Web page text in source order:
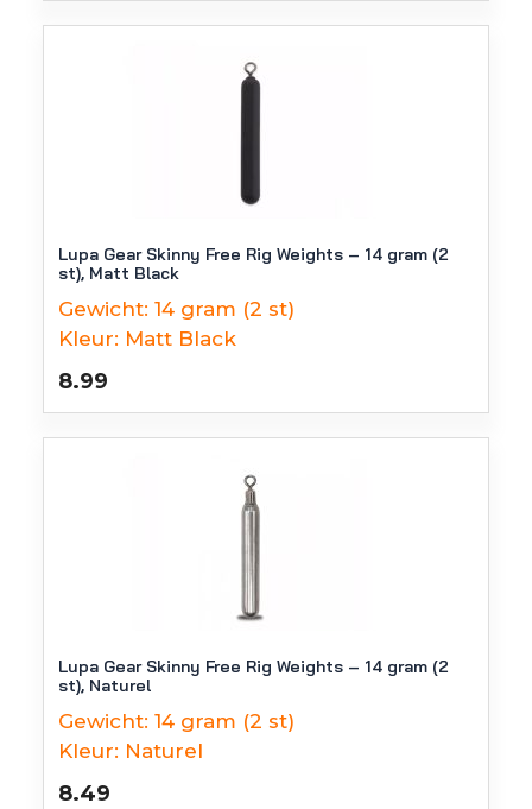
Lupa Gear Skinny Free Rig Weights – 14 gram (2
st), Matt Black
Gewicht: 14 gram (2 st)
Kleur: Matt Black
8.99
Lupa Gear Skinny Free Rig Weights – 14 gram (2
st), Naturel
Gewicht: 14 gram (2 st)
Kleur: Naturel
8.49